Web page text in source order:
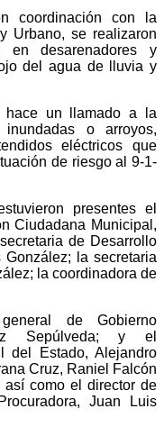
coordinación con la
Urbano, se realizaron
en desarenadores y
del agua de lluvia y
hace un llamado a la
o arroyos,
eléctricos que
de riesgo al 9-1-
presentes el
Ciudadana Municipal,
de Desarrollo
la secretaria
la coordinadora de
de Gobierno
Sepúlveda; y el
del Estado, Alejandro
Cruz, Raniel Falcón
así como el director de
Juan Luis